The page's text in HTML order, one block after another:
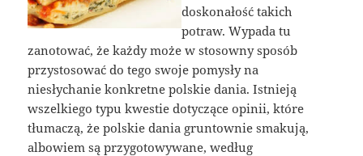
doskonałość takich
potraw. Wypada tu
zanotować, że każdy może w stosowny sposób
przystosować do tego swoje pomysły na
niesłychanie konkretne polskie dania. Istnieją
wszelkiego typu kwestie dotyczące opinii, które
tłumaczą, że polskie dania gruntownie smakują,
albowiem są przygotowywane, według